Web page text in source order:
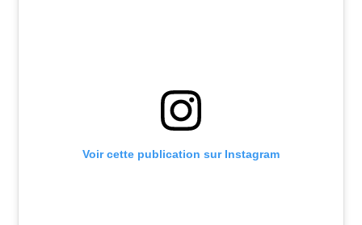
Voir cette publication sur Instagram